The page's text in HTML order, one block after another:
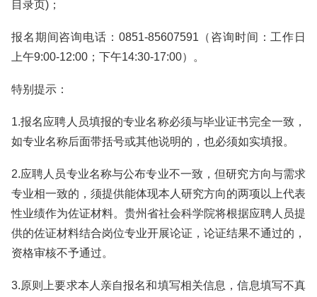
目录页)；
报名期间咨询电话：0851-85607591（咨询时间：工作日
上午9:00-12:00；下午14:30-17:00）。
特别提示：
1.报名应聘人员填报的专业名称必须与毕业证书完全一致，
如专业名称后面带括号或其他说明的，也必须如实填报。
2.应聘人员专业名称与公布专业不一致，但研究方向与需求
专业相一致的，须提供能体现本人研究方向的两项以上代表
性业绩作为佐证材料。贵州省社会科学院将根据应聘人员提
供的佐证材料结合岗位专业开展论证，论证结果不通过的，
资格审核不予通过。
3.原则上要求本人亲自报名和填写相关信息，信息填写不真